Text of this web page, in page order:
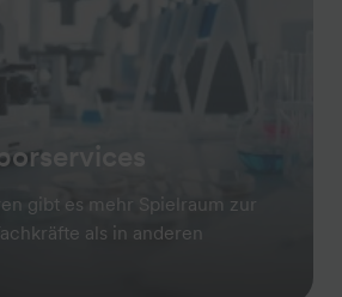
gibt es mehr Spielraum zur
als in anderen